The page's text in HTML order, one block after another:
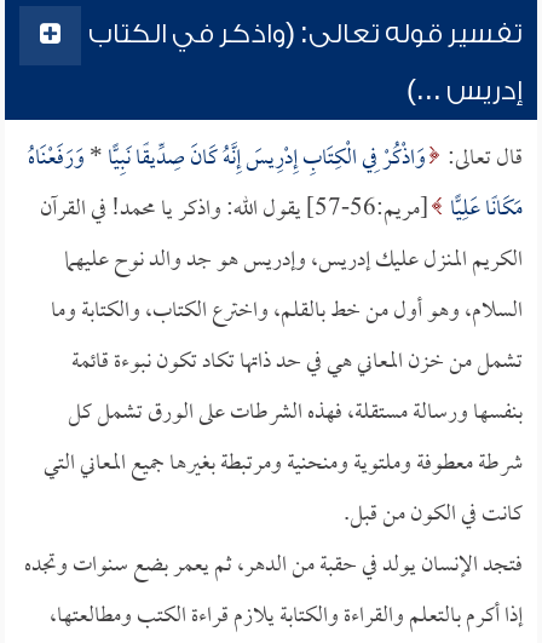
تفسير قوله تعالى: (واذكر في الكتاب
إدريس ...)
قال تعالى: وَاذْكُرْ فِي الْكِتَابِ إِدْرِيسَ إِنَّهُ كَانَ صِدِّيقًا نَبِيًّا*وَرَفَعْنَاهُ
مَكَانًا عَلِيًّا
[مريم:56-57] يقول الله: واذكر يا محمد! في القرآن
الكريم المنزل عليك إدريس، وإدريس هو جد والد نوح عليهما
السلام، وهو أول من خط بالقلم، واخترع الكتاب، والكتابة وما
تشمل من خزن المعاني هي في حد ذاتها تكاد تكون نبوءة قائمة
بنفسها ورسالة مستقلة، فهذه الشرطات على الورق تشمل كل
شرطة معطوفة وملتوية ومنحنية ومرتبطة بغيرها جميع المعاني التي
كانت في الكون من قبل.
فتجد الإنسان يولد في حقبة من الدهر، ثم يعمر بضع سنوات وتجده
إذا أكرم بالتعلم والقراءة والكتابة يلازم قراءة الكتب ومطالعتها،